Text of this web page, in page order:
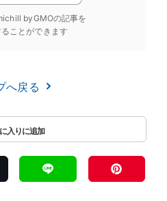
byGMOの記事を
ことができます
へ戻る